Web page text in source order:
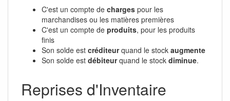
C'est un compte de charges pour les
marchandises ou les matières premières
C'est un compte de produits, pour les produits
finis
Son solde est créditeurquand le stock augmente
Son solde est débiteurquand le stock diminue.
Reprises d'Inventaire